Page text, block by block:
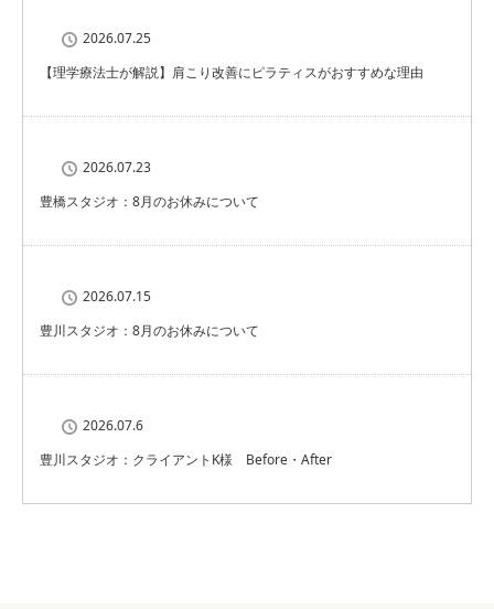
2026.07.25
【理学療法士が解説】肩こり改善にピラティスがおすすめな理由
2026.07.23
豊橋スタジオ：8月のお休みについて
2026.07.15
豊川スタジオ：8月のお休みについて
2026.07.6
豊川スタジオ：クライアントK様 Before・After